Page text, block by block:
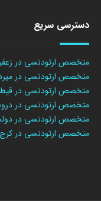
دسترسی سریع
متخصص ارتودنسی در
متخصص ارتودنسی در
متخصص ارتودنسی در
متخصص ارتودنسی در
متخصص ارتودنسی در
متخصص ارتودنسی در کرج